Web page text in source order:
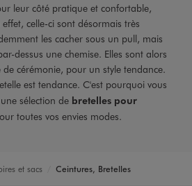
leur côté pratique et confortable,
celle-ci sont désormais très
les cacher sous un pull, mais
dessus une chemise. Elles sont alors
cérémonie, pour un style tendance.
est tendance. C'est pourquoi vous
sélection de bretelles pour
toutes vos envies modes.
et sacs Ceintures, Bretelles